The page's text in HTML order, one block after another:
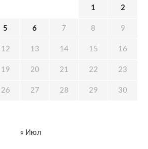
1 2
5 6 7 8 9
12 13 14 15 16
19 20 21 22 23
26 27 28 29 30
« Июл